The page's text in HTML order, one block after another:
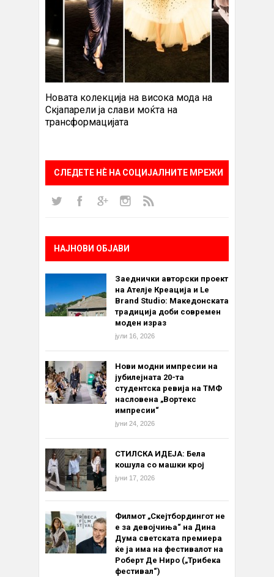
Новата колекција на висока мода на
Скјапарели ја слави моќта на
трансформацијата
СЛЕДЕТЕ НÈ НА СОЦИЈАЛНИТЕ МРЕЖИ
НАЈНОВИ ОБЈАВИ
Заеднички авторски проект
на Ателје Креација и Le
Brand Studio: Македонската
традиција доби современ
моден израз
јули 16, 2026
Нови модни импресии на
јубилејната 20-та
студентска ревија на ТМФ
насловена „Вортекс
импресии“
јуни 24, 2026
СТИЛСКА ИДЕЈА: Бела
кошула со машки крој
јуни 17, 2026
Филмот „Скејтбордингот не
е за девојчиња“ на Дина
Дума светската премиера
ќе ја има на фестивалот на
Роберт Де Ниро („Трибека
фестивал“)